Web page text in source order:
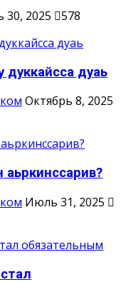
2025 578
дуккайсса дуаь
Октябрь 8, 2025
Июль 31, 2025